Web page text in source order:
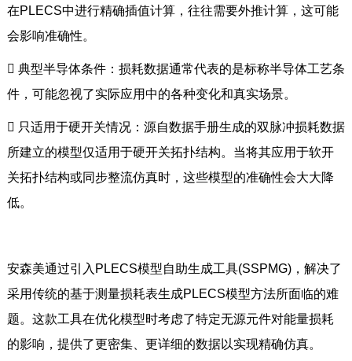
在PLECS中进行精确插值计算，往往需要外推计算，这可能
会影响准确性。
 典型半导体条件：损耗数据通常代表的是标称半导体工艺条
件，可能忽视了实际应用中的各种变化和真实场景。
 只适用于硬开关情况：源自数据手册生成的双脉冲损耗数据
所建立的模型仅适用于硬开关拓扑结构。当将其应用于软开
关拓扑结构或同步整流仿真时，这些模型的准确性会大大降
低。
安森美通过引入PLECS模型自助生成工具(SSPMG)，解决了
采用传统的基于测量损耗表生成PLECS模型方法所面临的难
题。这款工具在优化模型时考虑了特定无源元件对能量损耗
的影响，提供了更密集、更详细的数据以实现精确仿真。